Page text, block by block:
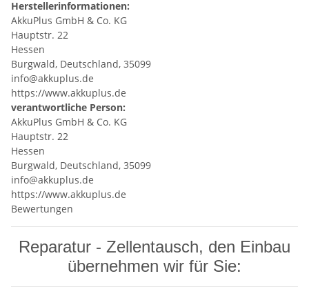
Herstellerinformationen:
AkkuPlus GmbH & Co. KG
Hauptstr. 22
Hessen
Burgwald, Deutschland, 35099
info@akkuplus.de
https://www.akkuplus.de
verantwortliche Person:
AkkuPlus GmbH & Co. KG
Hauptstr. 22
Hessen
Burgwald, Deutschland, 35099
info@akkuplus.de
https://www.akkuplus.de
Bewertungen
Reparatur - Zellentausch, den Einbau
übernehmen wir für Sie: